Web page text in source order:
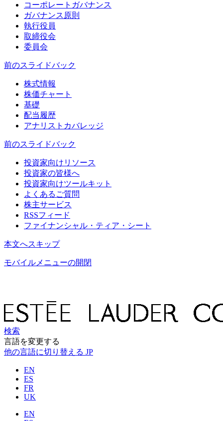
コーポレートガバナンス
ガバナンス原則
執行役員
取締役会
委員会
前のスライドバック
株式情報
株価チャート
基礎
配当履歴
アナリストカバレッジ
前のスライドバック
投資家向けリソース
投資家の皆様へ
投資家向けツールキット
よくあるご質問
株主サービス
RSSフィード
ファイナンシャル・ティア・シート
本文へスキップ
モバイルメニューの開閉
検索
言語を変更する
他の言語に切り替える JP
EN
ES
FR
UK
EN